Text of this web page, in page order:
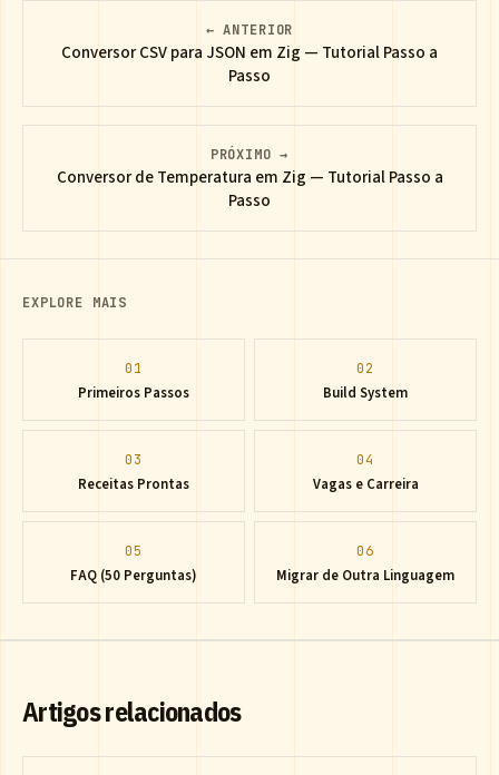
← ANTERIOR
Conversor CSV para JSON em Zig — Tutorial Passo a
Passo
PRÓXIMO →
Conversor de Temperatura em Zig — Tutorial Passo a
Passo
EXPLORE MAIS
01
Primeiros Passos
02
Build System
03
Receitas Prontas
04
Vagas e Carreira
05
FAQ (50 Perguntas)
06
Migrar de Outra Linguagem
Artigos relacionados